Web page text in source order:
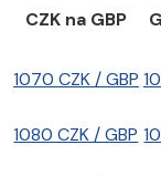
CZK na GBP
1070 CZK / GBP
1080 CZK / GBP